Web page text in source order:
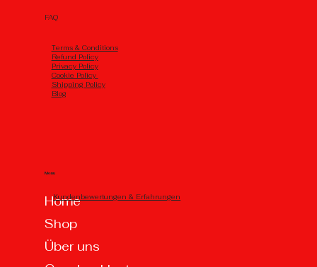
Menu
Home
Shop
Über uns
FAQ
Тerms & Conditions
Refund Policy
Privacy Policy
Cookie Policy
Shipping Policy
Blog
Kundenbewertungen & Erfahrungen